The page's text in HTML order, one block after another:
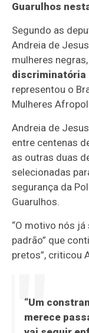
Guarulhos
Segundo as
Andreia de
mulheres negras,
discriminatória
representou o
Mulheres
Andreia de Jesus
entre centenas
as outras duas
selecionadas
segurança da
Guarulhos.
“O motivo nós já
padrão” que
pretos”, criticou
“Um
merece